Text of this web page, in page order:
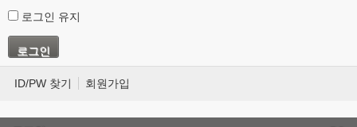
로그인 유지
ID/PW 찾기 회원가입